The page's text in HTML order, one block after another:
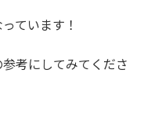
ています！
考にしてみてくださ